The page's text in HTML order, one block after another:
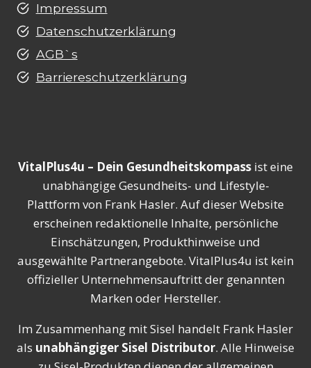
Impressum
Datenschutzerklärung
AGB`s
Barriereschutzerklärung
VitalPlus4u – Dein Gesundheitskompass ist eine
unabhängige Gesundheits- und Lifestyle-
Plattform von Frank Hasler. Auf dieser Website
erscheinen redaktionelle Inhalte, persönliche
Einschätzungen, Produkthinweise und
ausgewählte Partnerangebote. VitalPlus4u ist kein
offizieller Unternehmensauftritt der genannten
Marken oder Hersteller.
Im Zusammenhang mit Sisel handelt Frank Hasler
als unabhängiger Sisel Distributor. Alle Hinweise